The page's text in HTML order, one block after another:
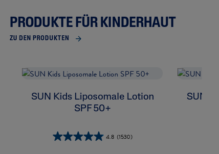
PRODUKTE FÜR KINDERHAUT
ZU DEN PRODUKTEN
SUN Kids Liposomale Lotion
SPF 50+
4.8 (1530)
SUN